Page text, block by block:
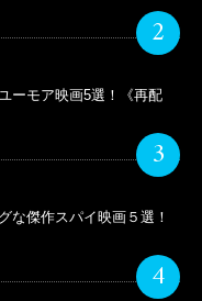
2
ーモア映画5選！《再配
3
な傑作スパイ映画５選！
4